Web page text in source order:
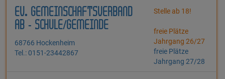
EV. GEMEINSCHAFTSVERBAND
AB - SCHULE/GEMEINDE
68766 Hockenheim
Tel.: 0151-23442867
Stelle ab 18!
freie Plätze
Jahrgang 26/27
freie Plätze
Jahrgang 27/28